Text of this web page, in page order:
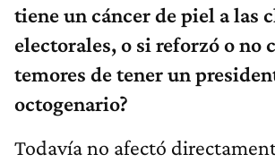
tiene un cáncer de piel a las
electorales, o si reforzó o no
temores de tener un
octogenario?
Todavía no afectó